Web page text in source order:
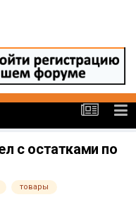
с остатками по
товары